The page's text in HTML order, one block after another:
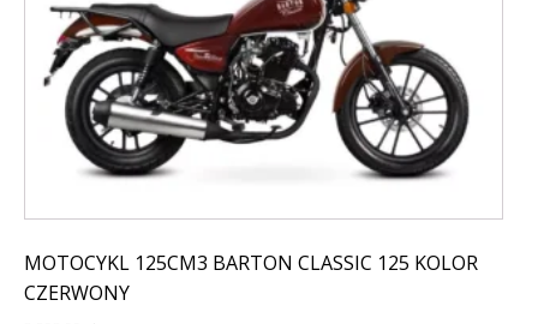
MOTOCYKL 125CM3 BARTON CLASSIC 125 KOLOR
CZERWONY